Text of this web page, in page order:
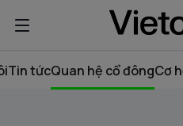
Tin tứcQuan hệ cổ đôngCơ